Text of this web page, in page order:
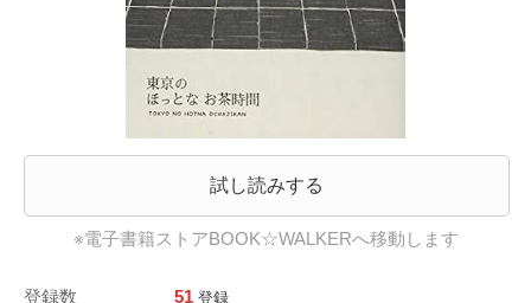
試し読みする
※電子書籍ストアBOOK☆WALKERへ移動します
登録数 51 登録